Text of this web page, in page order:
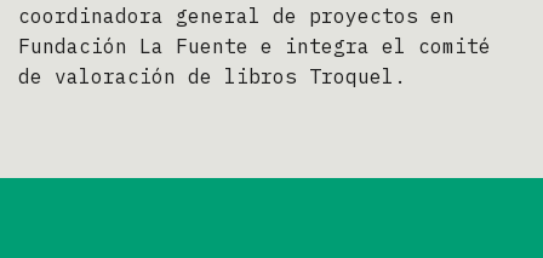
coordinadora general de proyectos en
Fundación La Fuente e integra el comité
de valoración de libros Troquel.